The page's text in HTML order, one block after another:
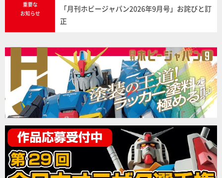
重要な
お知らせ
「月刊ホビージャパン2026年9月号」お詫びと訂
正